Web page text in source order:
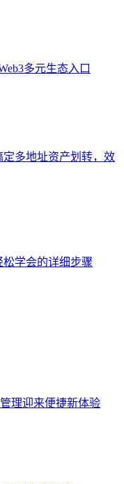
多元生态入口
多地址资产划转，效
学会的详细步骤
理迎来便捷新体验